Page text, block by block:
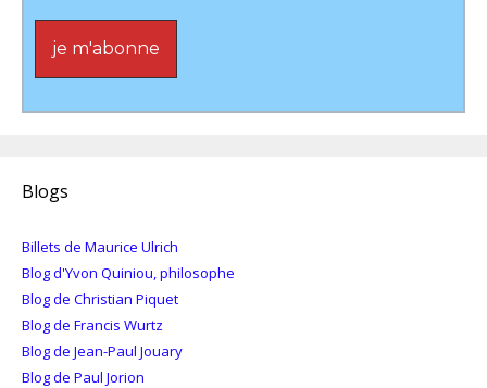
Blogs
Billets de Maurice Ulrich
Blog d'Yvon Quiniou, philosophe
Blog de Christian Piquet
Blog de Francis Wurtz
Blog de Jean-Paul Jouary
Blog de Paul Jorion